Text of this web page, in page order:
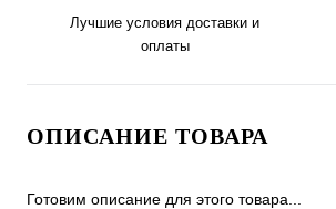
Лучшие условия доставки и
оплаты
ОПИСАНИЕ ТОВАРА
Готовим описание для этого товара...